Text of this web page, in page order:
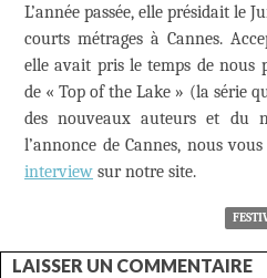
L’année passée, elle présidait le
courts métrages à Cannes.
elle avait pris le temps de nous
de « Top of the Lake » (la série
des nouveaux auteurs et du
l’annonce de Cannes, nous
interview sur notre site.
LAISSER UN COMMENTAIRE